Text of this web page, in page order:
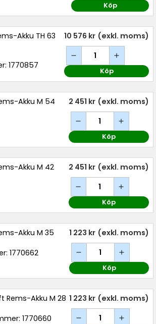
Köp
Akku TH 63
1770857
10 576 kr (exkl. moms)
Köp
Akku M 54
2 451 kr (exkl. moms)
Köp
Akku M 42
2 451 kr (exkl. moms)
Köp
Akku M 35
1770662
1 223 kr (exkl. moms)
Köp
Rems-Akku M 28
1770660
1 223 kr (exkl. moms)